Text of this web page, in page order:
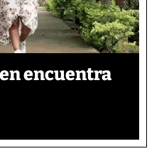
encuentra